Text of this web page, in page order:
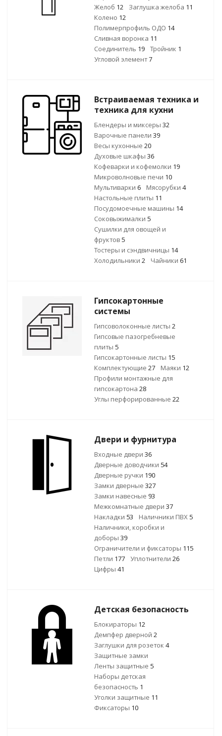
Желоб 12 Заглушка желоба 11
Колено 12
Полимерпрофиль ОДО 14
Сливная воронка 11
Соединитель 19 Тройник 1
Угловой элемент7
Встраиваемая техника и
техника для кухни
Блендеры и миксеры 32
Варочные панели 39
Весы кухонные 20
Духовые шкафы 36
Кофеварки и кофемолки 19
Микроволновые печи 10
Мультиварки 6 Мясорубки 4
Настольные плиты 11
Посудомоечные машины 14
Соковыжималки 5
Сушилки для овощей и
фруктов 5
Тостеры и сэндвичницы 14
Холодильники 2 Чайники 61
Гипсокартонные
системы
Гипсоволоконные листы 2
Гипсовые пазогребневые
плиты 5
Гипсокартонные листы 15
Комплектующие 27 Маяки 12
Профили монтажные для
гипсокартона 28
Углы перфорированные 22
Двери и фурнитура
Входные двери 36
Дверные доводчики 54
Дверные ручки 190
Замки дверные 327
Замки навесные 93
Межкомнатные двери 37
Накладки 53 Наличники ПВХ 5
Наличники, коробки и
доборы 39
Ограничители и фиксаторы 115
Петли 177 Уплотнители 26
Цифры 41
Детская безопасность
Блокираторы 12
Демпфер дверной 2
Заглушки для розеток 4
Защитные замки
Ленты защитные 5
Наборы детская
безопасность 1
Уголки защитные 11
Фиксаторы 10